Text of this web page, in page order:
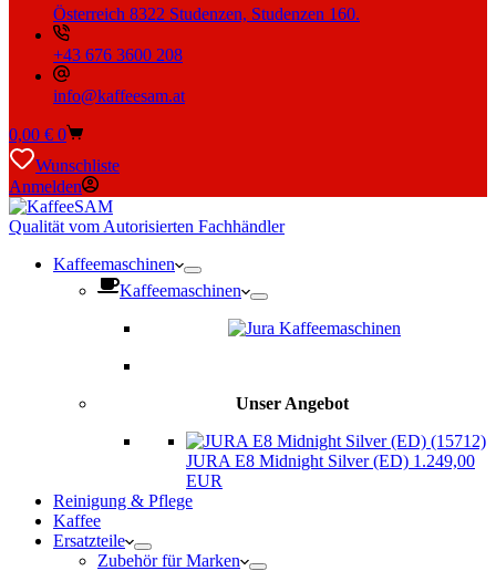
Menge
Österreich 8322 Studenzen, Studenzen 160.
+43 676 3600 208
info@kaffeesam.at
Warenkorb
0,00 € 0
Wunschliste
Anmelden
Qualität vom Autorisierten Fachhändler
Kaffeemaschinen
Kaffeemaschinen
Unser Angebot
JURA E8 Midnight Silver (ED) 1.249,00
EUR
Reinigung & Pflege
Kaffee
Ersatzteile
Zubehör für Marken